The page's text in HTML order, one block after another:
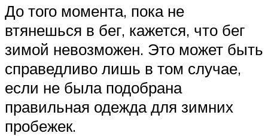
До того момента, пока не
втянешься в бег, кажется, что бег
зимой невозможен. Это может быть
справедливо лишь в том случае,
если не была подобрана
правильная одежда для зимних
пробежек.